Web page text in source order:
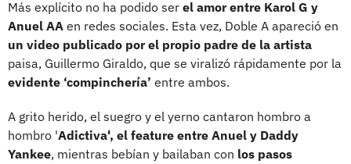
Más explícito no ha podido ser el amor entre Karol G y
Anuel AA en redes sociales. Esta vez, Doble A apareció en
un video publicado por el propio padre de la artista
paisa, Guillermo Giraldo, que se viralizó rápidamente por la
evidente ‘compinchería’ entre ambos.
A grito herido, el suegro y el yerno cantaron hombro a
hombro 'Adictiva', el feature entre Anuel y Daddy
Yankee, mientras bebían y bailaban con los pasos